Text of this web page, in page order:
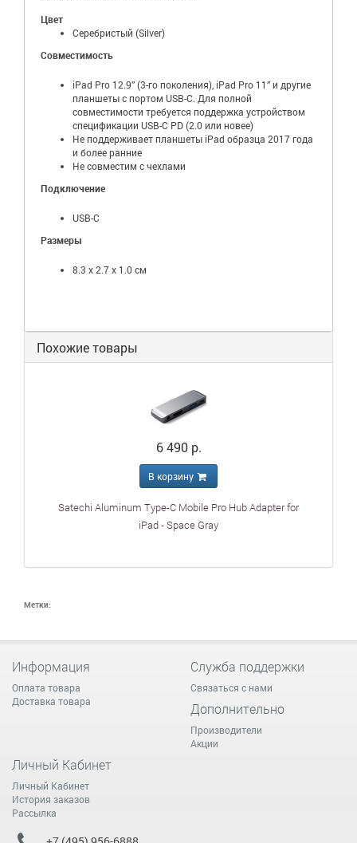
Цвет
Серебристый (Silver)
Совместимость
iPad Pro 12.9” (3-го поколения), iPad Pro 11” и другие
планшеты с портом USB-C. Для полной
совместимости требуется поддержка устройством
спецификации USB-C PD (2.0 или новее)
Не поддерживает планшеты iPad образца 2017 года
и более ранние
Не совместим с чехлами
Подключение
USB-C
Размеры
8.3 x 2.7 x 1.0 см
Похожие товары
6 490 р.
В корзину
Satechi Aluminum Type-C Mobile Pro Hub Adapter for
iPad - Space Gray
Метки:
Информация
Оплата товара
Доставка товара
Служба поддержки
Связаться с нами
Дополнительно
Производители
Акции
Личный Кабинет
Личный Кабинет
История заказов
Рассылка